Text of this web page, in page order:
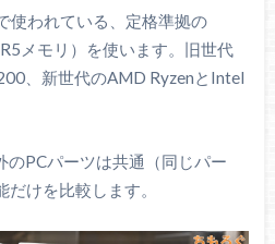
用済
Windows 11 Pro（パッケー
Corsair HX850i 2021
適用済
ジ版）
TDP：65 W
PL1：65
TDP：65 W
TDP：65 W
使われている、定格準拠の
メモリ）を使います。旧世代
、新世代のAMD RyzenとIntel
のPCパーツは共通（同じパー
けを比較します。